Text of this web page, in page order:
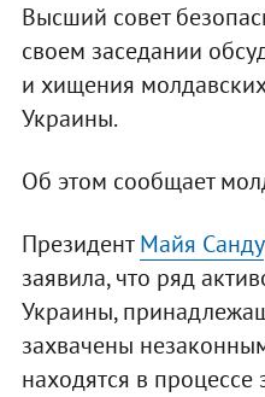
Высший совет
своем заседании
и хищения
Украины.
Об этом сообщает
ПрезидентМайя Санду
заявила, что ряд
Украины,
захвачены
находятся в процессе